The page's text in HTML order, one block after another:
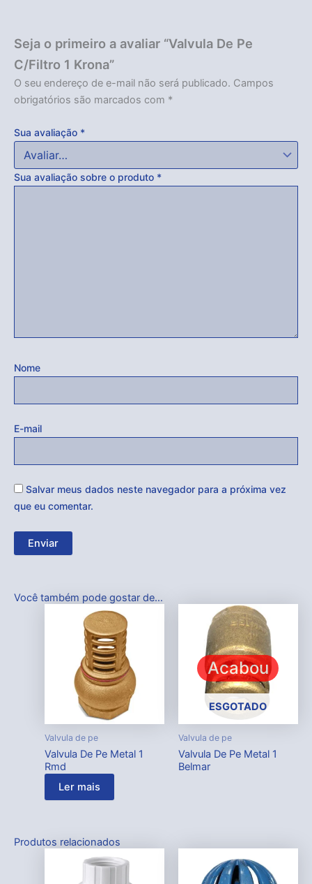
Seja o primeiro a avaliar “Valvula De Pe
C/Filtro 1 Krona”
O seu endereço de e-mail não será publicado. Campos
obrigatórios são marcados com *
Sua avaliação *
Sua avaliação sobre o produto *
Nome
E-mail
Salvar meus dados neste navegador para a próxima vez
que eu comentar.
Você também pode gostar de…
Valvula de pe
Valvula De Pe Metal 1
Rmd
Ler mais
Acabou
ESGOTADO
Valvula de pe
Valvula De Pe Metal 1
Belmar
Produtos relacionados